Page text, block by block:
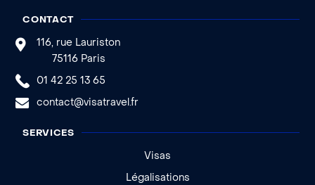
CONTACT
116, rue Lauriston
75116 Paris
01 42 25 13 65
contact@visatravel.fr
SERVICES
Visas
Légalisations